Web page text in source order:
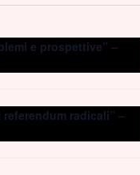
e prospettive” –
radicali” –